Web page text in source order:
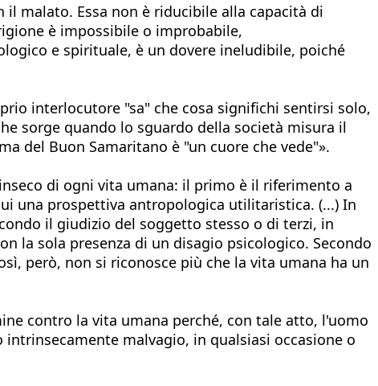
malato. Essa non è riducibile alla capacità di
è impossibile o improbabile,
e spirituale, è un dovere ineludibile, poiché
interlocutore "sa" che cosa significhi sentirsi solo,
sorge quando lo sguardo della società misura il
del Buon Samaritano è "un cuore che vede"».
di ogni vita umana: il primo è il riferimento a
una prospettiva antropologica utilitaristica. (...) In
il giudizio del soggetto stesso o di terzi, in
la sola presenza di un disagio psicologico. Secondo
però, non si riconosce più che la vita umana ha un
contro la vita umana perché, con tale atto, l'uomo
malvagio, in qualsiasi occasione o